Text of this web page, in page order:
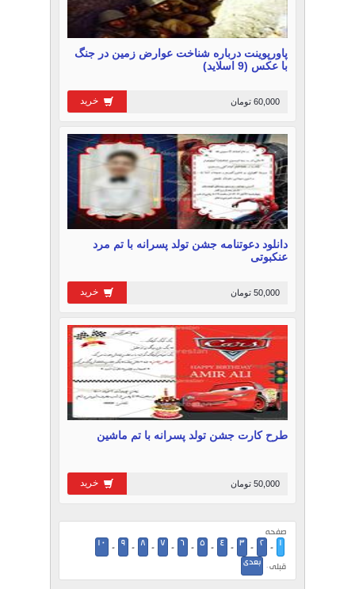
پاورپوینت درباره شناخت عوارض زمین در جنگ
با عکس (9 اسلاید)
خرید 60,000 تومان
دانلود دعوتنامه جشن تولد پسرانه با تم مرد
عنکبوتی
خرید 50,000 تومان
طرح کارت جشن تولد پسرانه با تم ماشین
خرید 50,000 تومان
صفحه
1
-
2
-
3
-
4
-
5
-
6
-
7
-
8
-
9
-
10
قبلی · بعدی